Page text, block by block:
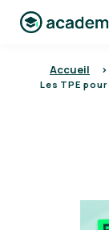
Se
Accueil >
Les TPE